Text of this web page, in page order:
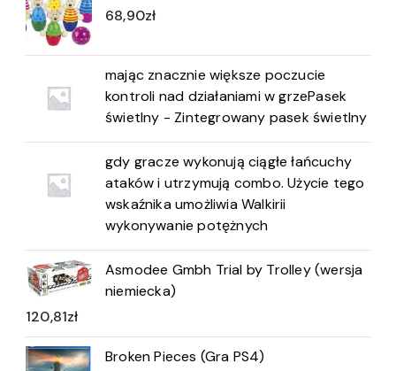
68,90zł
mając znacznie większe poczucie
kontroli nad działaniami w grzePasek
świetlny - Zintegrowany pasek świetlny
gdy gracze wykonują ciągłe łańcuchy
ataków i utrzymują combo. Użycie tego
wskaźnika umożliwia Walkirii
wykonywanie potężnych
Asmodee Gmbh Trial by Trolley (wersja
niemiecka)
120,81zł
Broken Pieces (Gra PS4)